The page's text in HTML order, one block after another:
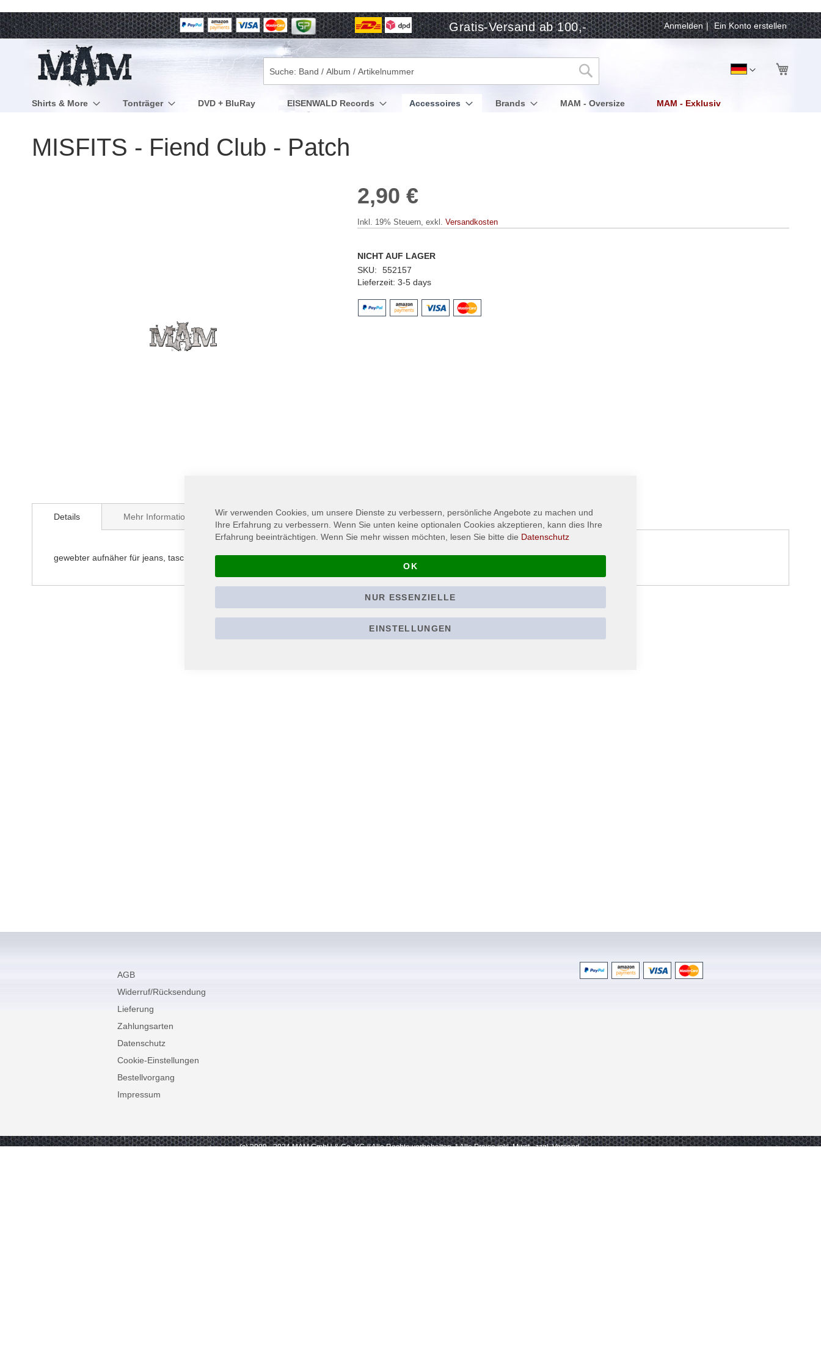
Gratis-Versand ab 100,-
Direkt
Inhalt
Anmelden Ein Konto erstellen
SpracheDeutsch
Suche
Shirts & More
Tonträger DVD + BluRay EISENWALD Records Accessoires Brands MAM - Oversize MAM - Exklusiv
MISFITS - Fiend Club - Patch
2,90 €
Inkl. 19% Steuern,exkl.Versandkosten
NICHT AUF LAGER
SKU
552157
Lieferzeit 3-5 days
Anfang
Details
gewebter aufnäher für jeans, taschen oder jacken
Mehr Informationen
AGB
Widerruf/Rücksendung
Lieferung
Zahlungsarten
Datenschutz
Cookie-Einstellungen
Bestellvorgang
Impressum
(c) 2009 - 2024 MAM GmbH & Co. KG // Alle Rechte vorbehalten. * Alle Preise inkl. Mwst., zzgl. Versand.
Wir verwenden Cookies, um unsere Dienste zu verbessern, persönliche Angebote zu machen und
Ihre Erfahrung zu verbessern. Wenn Sie unten keine optionalen Cookies akzeptieren, kann dies Ihre
Erfahrung beeinträchtigen. Wenn Sie mehr wissen möchten, lesen Sie bitte die Datenschutz
OK
NUR ESSENZIELLE
EINSTELLUNGEN